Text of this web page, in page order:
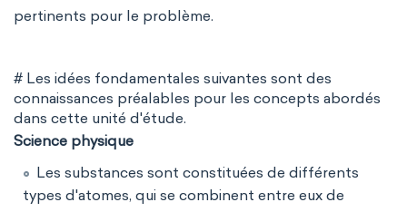
pertinents pour le problème.
# Les idées fondamentales suivantes sont des
connaissances préalables pour les concepts abordés
dans cette unité d'étude.
Science physique
Les substances sont constituées de différents
types d'atomes, qui se combinent entre eux de